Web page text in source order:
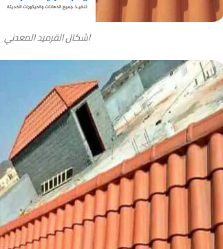
اشكال القرميد المعدني